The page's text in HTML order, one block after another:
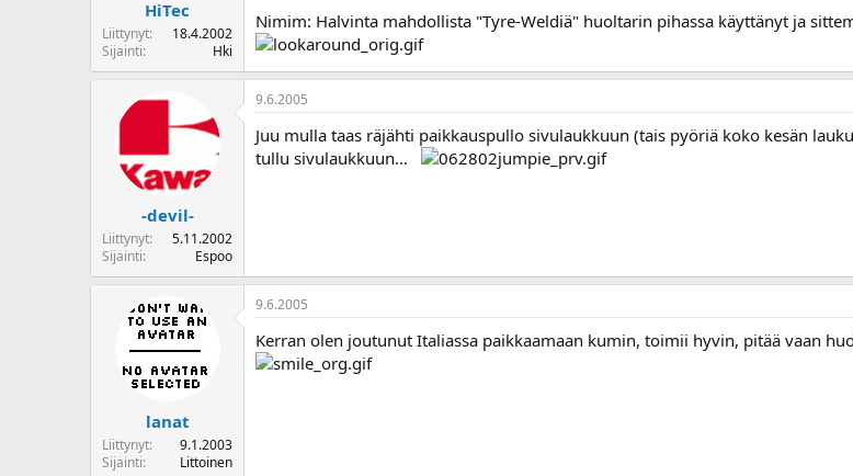
HiTec
Liittynyt
18.4.2002
Sijainti
Hki
Nimim: Halvinta mahdollista "Tyre-Weldiä" huoltarin pihassa käyttänyt ja
-devil-
Liittynyt
5.11.2002
Sijainti
Espoo
9.6.2005
Juu mulla taas räjähti paikkauspullo sivulaukkuun (tais pyöriä koko kesän
tullu sivulaukkuun...
lanat
Liittynyt
9.1.2003
Sijainti
Littoinen
9.6.2005
Kerran olen joutunut Italiassa paikkaamaan kumin, toimii hyvin, pitää vaan